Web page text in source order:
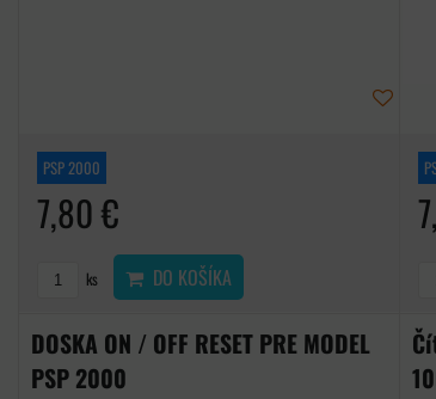
PSP 2000
7,80 €
ks DO KOŠÍKA
DOSKA ON / OFF RESET PRE MODEL
PSP 2000